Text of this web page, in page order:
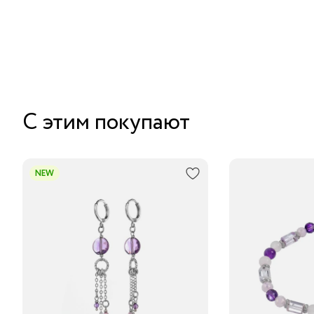
С этим покупают
NEW